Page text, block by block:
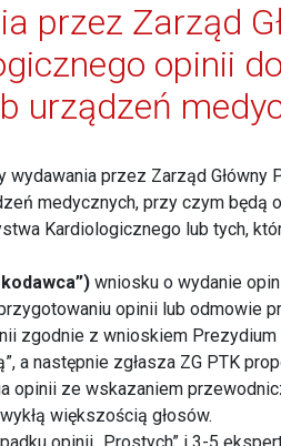
przez Zarząd
opinii
urządzeń
wydawania przez Zarząd
medycznych, przy czym będą
Kardiologicznego lub tych,
wniosku o wydanie
opinii lub odmowie
zgodnie z wnioskiem
a następnie zgłasza ZG PTK
opinii ze wskazaniem
większością głosów.